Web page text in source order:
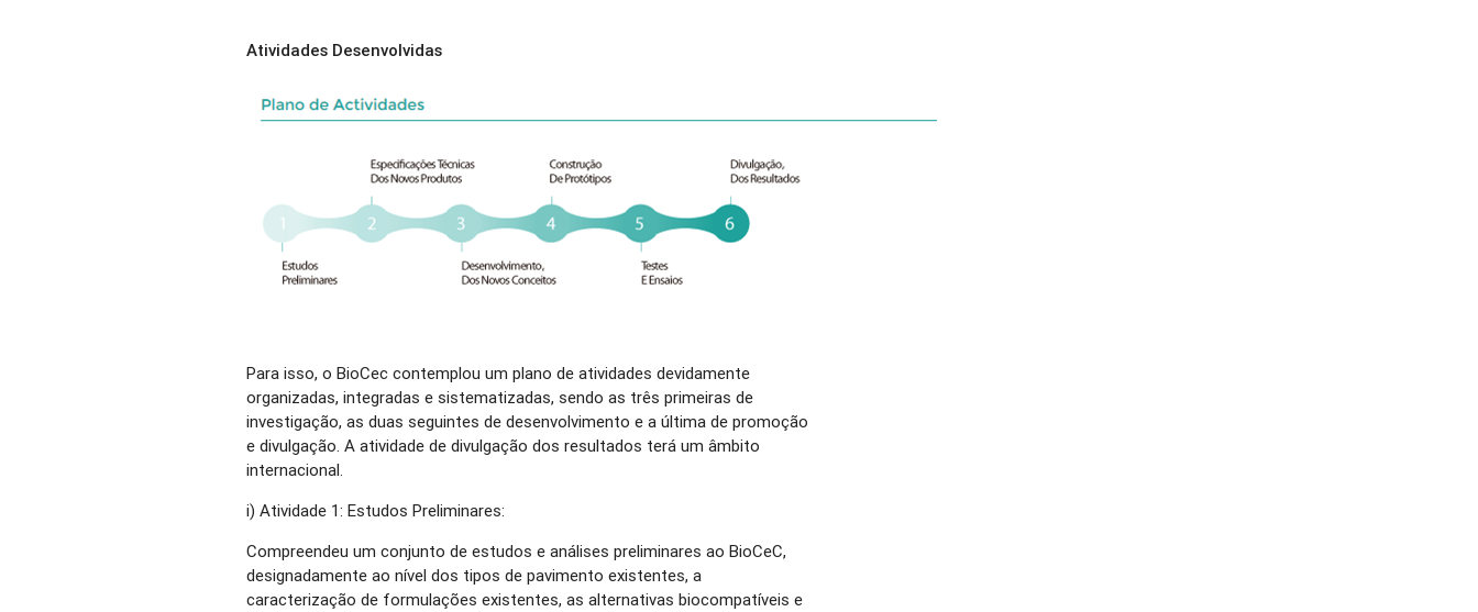
Atividades Desenvolvidas
Para isso, o BioCec contemplou um plano de atividades devidamente
organizadas, integradas e sistematizadas, sendo as três primeiras de
investigação, as duas seguintes de desenvolvimento e a última de promoção
e divulgação. A atividade de divulgação dos resultados terá um âmbito
internacional.
i) Atividade 1: Estudos Preliminares:
Compreendeu um conjunto de estudos e análises preliminares ao BioCeC,
designadamente ao nível dos tipos de pavimento existentes, a
caracterização de formulações existentes, as alternativas biocompatíveis e